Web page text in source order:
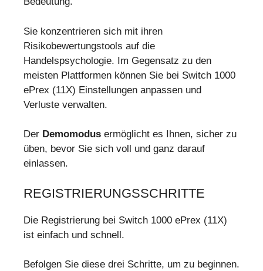
Sie konzentrieren sich mit ihren
Risikobewertungstools auf die
Handelspsychologie. Im Gegensatz zu den
meisten Plattformen können Sie bei Switch 1000
ePrex (11X) Einstellungen anpassen und
Verluste verwalten.
Der Demomodus ermöglicht es Ihnen, sicher zu
üben, bevor Sie sich voll und ganz darauf
einlassen.
REGISTRIERUNGSSCHRITTE
Die Registrierung bei Switch 1000 ePrex (11X)
ist einfach und schnell.
Befolgen Sie diese drei Schritte, um zu beginnen.